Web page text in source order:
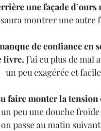
une façade
montrer une autre
de confiance en
livre. J’ai eu plus de mal
un peu exagérée et
faire monter la
peu une douche
passe au matin